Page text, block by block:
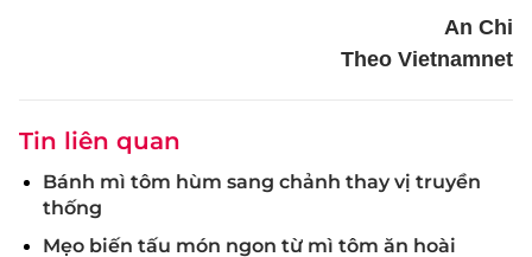
An Chi
Theo Vietnamnet
Tin liên quan
Bánh mì tôm hùm sang chảnh thay vị truyền
thống
Mẹo biến tấu món ngon từ mì tôm ăn hoài